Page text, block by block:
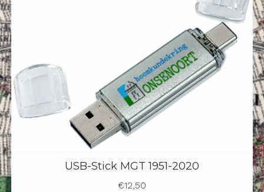
USB-Stick MGT 1951-2020
€12,50